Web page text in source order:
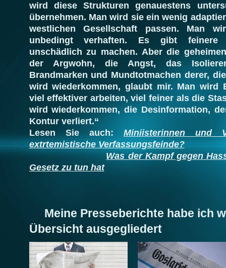
wird diese Strukturen genauestens
übernehmen. Man wird sie ein wenig
westlichen Gesellschaft passen. Man
unbedingt verhaften. Es gibt feinere
unschädlich zu machen. Aber die
der Argwohn, die Angst, das
Brandmarken und Mundtotmachen derer,
wird wiederkommen, glaubt mir. Man wird
viel effektiver arbeiten, viel feiner als die
wird wiederkommen, die Desinformation,
Kontur verliert.“
Lesen Sie auch: Miniisterinnen und
extrtemistische Verfassungsfeinde?
Was der Kampf gegen
Gesetz zu tun hat
Meine Presseberichte habe ich
Übersicht ausgegliedert